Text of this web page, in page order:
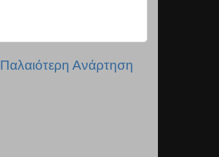
Παλαιότερη Ανάρτηση